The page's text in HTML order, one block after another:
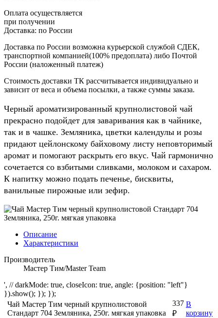
Оплата осуществляется
при получении
Доставка: по России
Доставка по России возможна курьерской службой СДЕК,
транспортной компанией(100% предоплата) либо Почтой
России (наложенный платеж)
Стоимость доставки ТК рассчитывается индивидуально и
зависит от веса и объема посылки, а также суммы заказа.
Черный ароматизированный крупнолистовой чай
прекрасно подойдет для заваривания как в чайнике,
так и в чашке. Земляника, цветки календулы и розы
придают цейлонскому байховому листу неповторимый
аромат и помогают раскрыть его вкус. Чай гармонично
сочетается со взбитыми сливками, молоком и сахаром.
К напитку можно подать печенье, бисквиты,
ванильные пирожные или зефир.
Описание
Характеристики
Производитель
Мастер Тим/Master Team
', // darkMode: true, closeIcon: true, angle: {position: "left"}
}).show(); }); });
Чай Мастер Тим черный крупнолистовой
Стандарт 704 Земляника, 250г. мягкая упаковка
337
₽
В
корзину